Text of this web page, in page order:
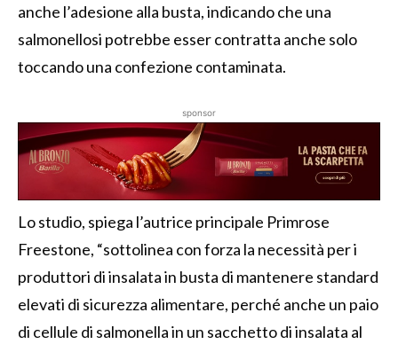
anche l’adesione alla busta, indicando che una
salmonellosi potrebbe esser contratta anche solo
toccando una confezione contaminata.
sponsor
Lo studio, spiega l’autrice principale Primrose
Freestone, “sottolinea con forza la necessità per i
produttori di insalata in busta di mantenere standard
elevati di sicurezza alimentare, perché anche un paio
di cellule di salmonella in un sacchetto di insalata al